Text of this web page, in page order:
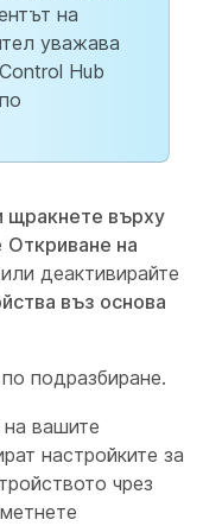
на
уважава
Hub
щракнете върху
Откриване на
деактивирайте
въз основа
подразбиране.
вашите
настройките за
чрез